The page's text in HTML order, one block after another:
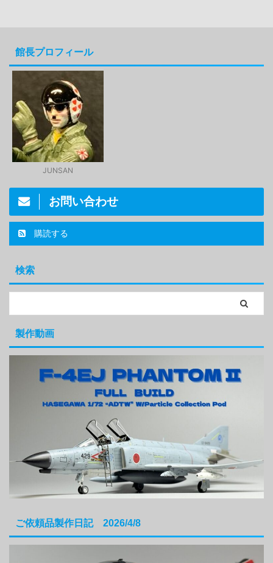
館長プロフィール
JUNSAN
お問い合わせ
購読する
検索
製作動画
ご依頼品製作日記 2026/4/8